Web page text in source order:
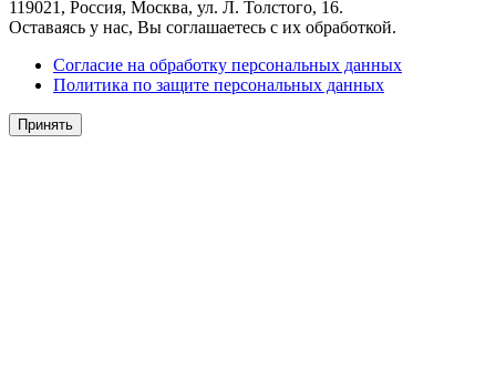
119021, Россия, Москва, ул. Л. Толстого, 16.
Оставаясь у нас, Вы соглашаетесь с их обработкой.
Согласие на обработку персональных данных
Политика по защите персональных данных
Принять